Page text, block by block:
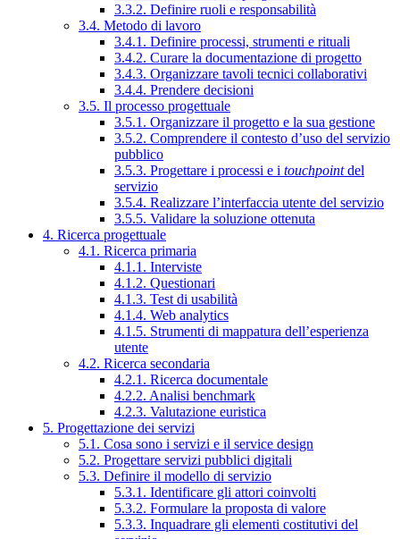
3.3.2. Definire ruoli e responsabilità
3.4. Metodo di lavoro
3.4.1. Definire processi, strumenti e rituali
3.4.2. Curare la documentazione di progetto
3.4.3. Organizzare tavoli tecnici collaborativi
3.4.4. Prendere decisioni
3.5. Il processo progettuale
3.5.1. Organizzare il progetto e la sua gestione
3.5.2. Comprendere il contesto d’uso del servizio
pubblico
3.5.3. Progettare i processi e i touchpointdel
servizio
3.5.4. Realizzare l’interfaccia utente del servizio
3.5.5. Validare la soluzione ottenuta
4. Ricerca progettuale
4.1. Ricerca primaria
4.1.1. Interviste
4.1.2. Questionari
4.1.3. Test di usabilità
4.1.4. Web analytics
4.1.5. Strumenti di mappatura dell’esperienza
utente
4.2. Ricerca secondaria
4.2.1. Ricerca documentale
4.2.2. Analisi benchmark
4.2.3. Valutazione euristica
5. Progettazione dei servizi
5.1. Cosa sono i servizi e il service design
5.2. Progettare servizi pubblici digitali
5.3. Definire il modello di servizio
5.3.1. Identificare gli attori coinvolti
5.3.2. Formulare la proposta di valore
5.3.3. Inquadrare gli elementi costitutivi del